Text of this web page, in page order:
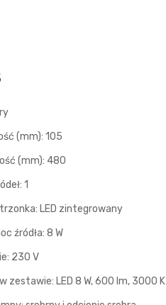
(mm): 105
(mm): 480
1
LED zintegrowany
źródła: 8 W
230 V
zestawie: LED 8 W, 600 lm, 3000 K